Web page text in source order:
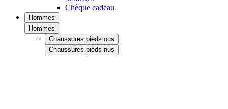
Chèque cadeau
Hommes
Hommes
Chaussures pieds nus
Chaussures pieds nus